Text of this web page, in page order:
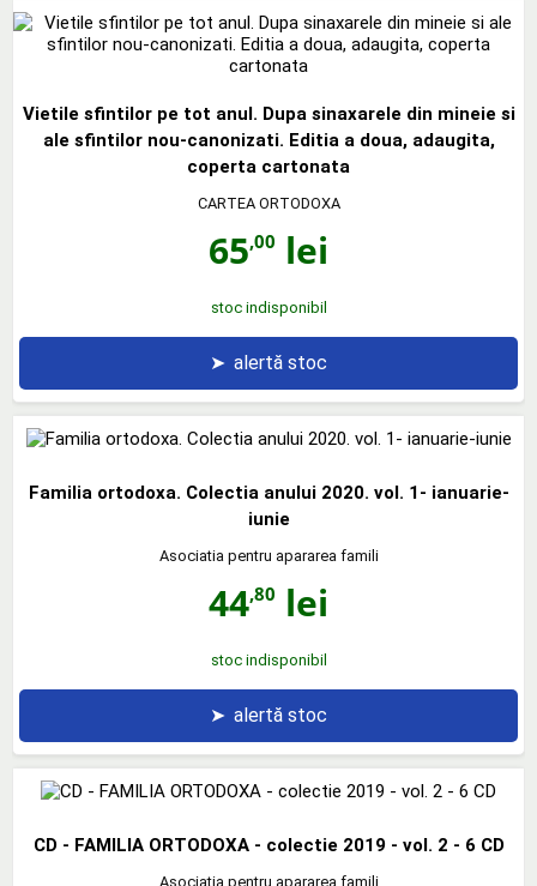
Vietile sfintilor pe tot anul. Dupa sinaxarele din mineie si
ale sfintilor nou-canonizati. Editia a doua, adaugita,
coperta cartonata
CARTEA ORTODOXA
65,00 lei
stoc indisponibil
➤ alertă stoc
Familia ortodoxa. Colectia anului 2020. vol. 1- ianuarie-
iunie
Asociatia pentru apararea famili
44,80 lei
stoc indisponibil
➤ alertă stoc
CD - FAMILIA ORTODOXA - colectie 2019 - vol. 2 - 6 CD
Asociatia pentru apararea famili